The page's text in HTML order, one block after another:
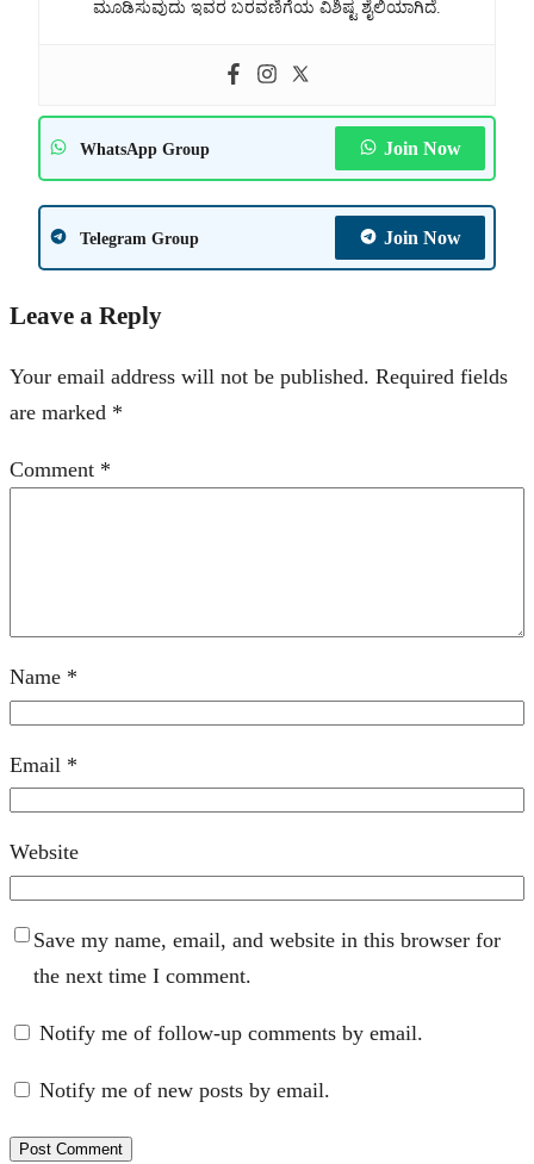
ಮೂಡಿಸುವುದು ಇವರ ಬರವಣಿಗೆಯ ವಿಶಿಷ್ಟ ಶೈಲಿಯಾಗಿದೆ.
WhatsApp Group Join Now
Telegram Group Join Now
Leave a Reply
Your email address will not be published. Required fields
are marked *
Comment *
Name *
Email *
Website
Save my name, email, and website in this browser for
the next time I comment.
Notify me of follow-up comments by email.
Notify me of new posts by email.